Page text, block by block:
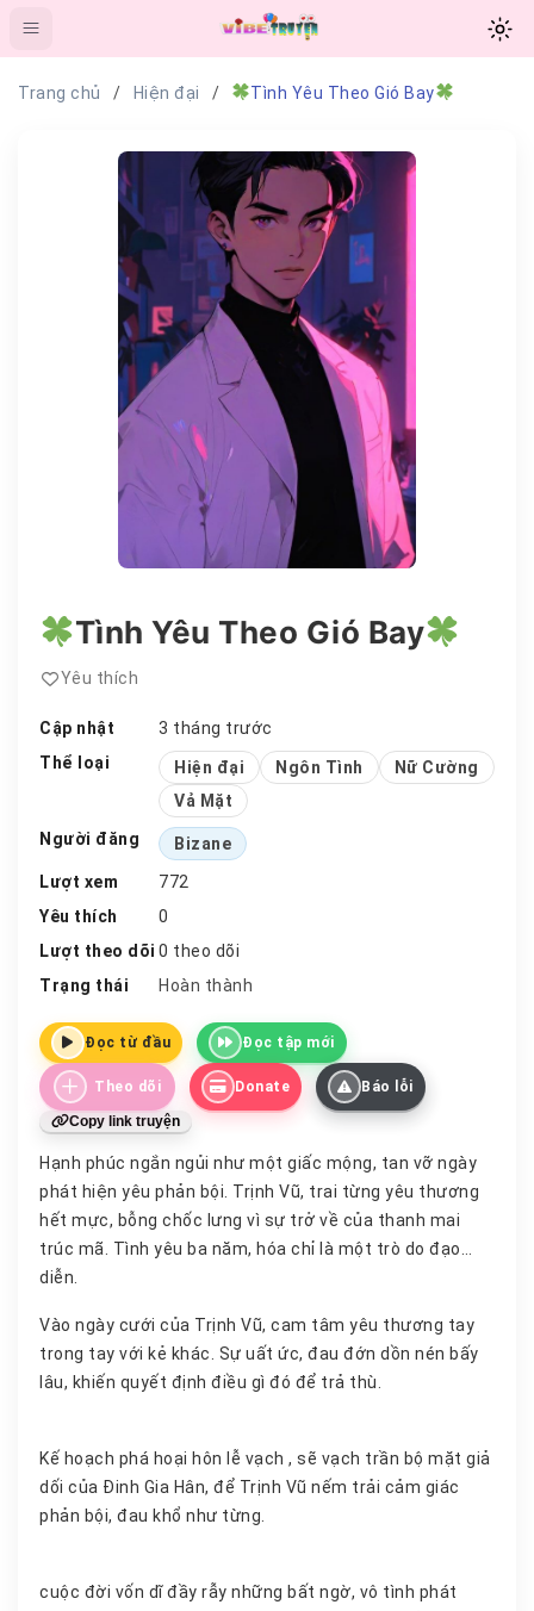
Trang chủ Hiện đại Tình Yêu Theo Gió Bay
Tình Yêu Theo Gió Bay
Yêu thích
Cập nhật
3 tháng trước
Thể loại
Hiện đại Ngôn Tình
Nữ Cường
Vả Mặt
Người đăng
Bizane
Lượt xem
772
Yêu thích
0
Lượt theo dõi 0 theo dõi
Trạng thái
Hoàn thành
Đọc từ đầu Đọc tập mới
Theo dõi Donate Báo lỗi
Copy link truyện
Hạnh phúc ngắn ngủi như một giấc mộng, tan vỡ ngày
phát hiện yêu phản bội. Trịnh Vũ, trai từng yêu thương
hết mực, bỗng chốc lưng vì sự trở về của thanh mai
trúc mã. Tình yêu ba năm, hóa chỉ là một trò do đạo
diễn.
Vào ngày cưới của Trịnh Vũ, cam tâm yêu thương tay
trong tay với kẻ khác. Sự uất ức, đau đớn dồn nén bấy
lâu, khiến quyết định điều gì đó để trả thù.
Kế hoạch phá hoại hôn lễ vạch , sẽ vạch trần bộ mặt giả
dối của Đinh Gia Hân, để Trịnh Vũ nếm trải cảm giác
phản bội, đau khổ như từng.
cuộc đời vốn dĩ đầy rẫy những bất ngờ, vô tình phát